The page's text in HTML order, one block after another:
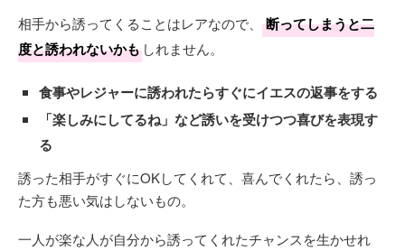
相手から誘ってくることはレアなので、
断ってしまうと二
度と誘われないかも しれません。
食事やレジャーに誘われたらすぐにイエスの返事をする
「楽しみにしてるね」など誘いを受けつつ喜びを表現す
る
誘った相手がすぐにOKしてくれて、喜んでくれたら、誘っ
た方も悪い気はしないもの。
一人が楽な人が自分から誘ってくれたチャンスを生かせれ